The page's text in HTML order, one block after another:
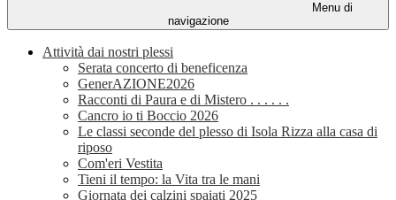
Menu di
navigazione
Attività dai nostri plessi
Serata concerto di beneficenza
GenerAZIONE2026
Racconti di Paura e di Mistero . . . . . .
Cancro io ti Boccio 2026
Le classi seconde del plesso di Isola Rizza alla casa di
riposo
Com'eri Vestita
Tieni il tempo: la Vita tra le mani
Giornata dei calzini spaiati 2025